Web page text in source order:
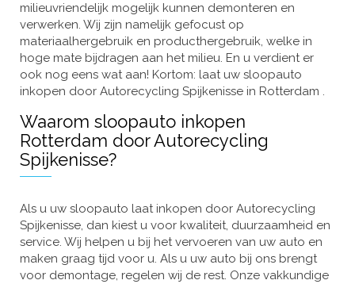
milieuvriendelijk mogelijk kunnen demonteren en
verwerken. Wij zijn namelijk gefocust op
materiaalhergebruik en producthergebruik, welke in
hoge mate bijdragen aan het milieu. En u verdient er
ook nog eens wat aan! Kortom: laat uw sloopauto
inkopen door Autorecycling Spijkenisse in Rotterdam .
Waarom sloopauto inkopen
Rotterdam door Autorecycling
Spijkenisse?
Als u uw sloopauto laat inkopen door Autorecycling
Spijkenisse, dan kiest u voor kwaliteit, duurzaamheid en
service. Wij helpen u bij het vervoeren van uw auto en
maken graag tijd voor u. Als u uw auto bij ons brengt
voor demontage, regelen wij de rest. Onze vakkundige